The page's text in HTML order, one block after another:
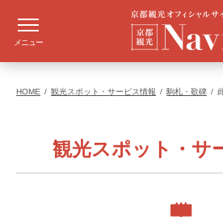
メニュー
HOME 観光スポット・サービス情報 駒札・歌碑
観光スポット・サ